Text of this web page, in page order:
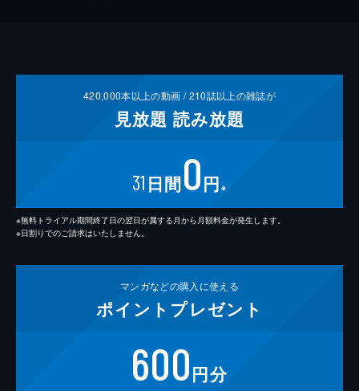
420,000本以上の動画 /210誌以上の雑誌が
見放題 読み放題
31 日間0円 ※
※無料トライアル期間終了日の翌日が属する月から月額料金が発生します。
※日割りでのご請求はいたしません。
マンガなどの購入に使える
ポイント プレゼント
600円分